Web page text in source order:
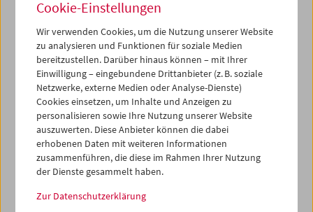
Richard Koszarski
Nach jahrelangen Vorgesprächen zwischen Michael
Loebenstein und dem amerikanischen Filmhistoriker
Richard Koszarskikonnte das Filmmuseum im Frühjahr
2022 dessen bedeutendeSammlung über Erich von
Stroheimerwerben. Im April 2023 besuchten Richard und
Diane Koszarski das Filmmuseum und die
Mitarbeiter*innen, die seit der Übernahme die Sammlung
diese betreuen und aufarbeiten, sowie unseren
"Guckkasten"zu Erich von Stroheim, der seit März
präsentiert wird.
Cookie-Einstellungen
Wir verwenden Cookies, um die Nutzung unserer Website
zu analysieren und Funktionen für soziale Medien
bereitzustellen. Darüber hinaus können – mit Ihrer
Einwilligung – eingebundene Drittanbieter (z. B. soziale
Netzwerke, externe Medien oder Analyse-Dienste)
Cookies einsetzen, um Inhalte und Anzeigen zu
personalisieren sowie Ihre Nutzung unserer Website
auszuwerten. Diese Anbieter können die dabei
erhobenen Daten mit weiteren Informationen
zusammenführen, die diese im Rahmen Ihrer Nutzung
der Dienste gesammelt haben.
Zur Datenschutzerklärung